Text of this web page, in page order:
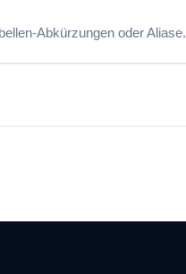
Abkürzungen oder Aliase.